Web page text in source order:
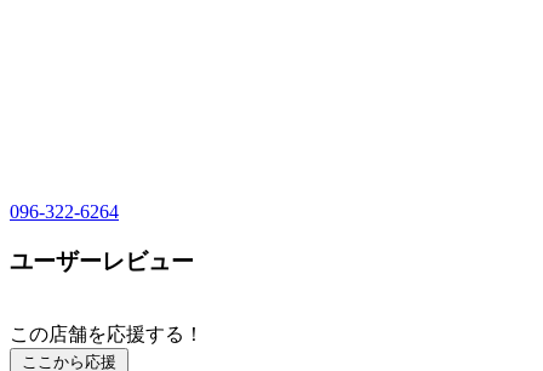
096-322-6264
ユーザーレビュー
この店舗を応援する！
ここから応援